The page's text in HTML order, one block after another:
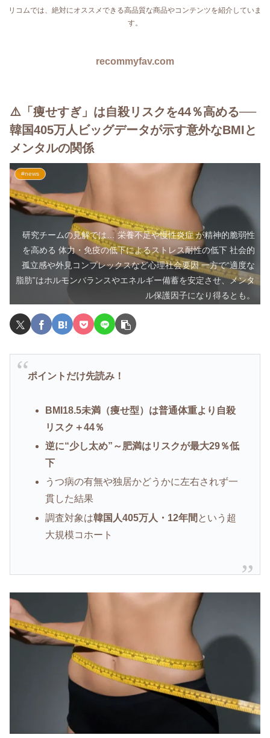
リコムでは、絶対にオススメできる高品質な商品やコンテンツを紹介していま
す。
recommyfav.com
⚠️「痩せすぎ」は自殺リスクを44％高める──
韓国405万人ビッグデータが示す意外なBMIと
メンタルの関係
#news
研究チームの見解では… 栄養不足や慢性炎症 が精神的脆弱性
を高める 体力・免疫の低下によるストレス耐性の低下 社会的
孤立感や外見コンプレックスなど心理社会要因 一方で“適度な
脂肪”はホルモンバランスやエネルギー備蓄を安定させ、メンタ
ル保護因子になり得るとも。
ポイントだけ先読み！
BMI18.5未満（痩せ型）は普通体重より自殺
リスク＋44％
逆に“少し太め”～肥満はリスクが最大29％低
下
うつ病の有無や独居かどうかに左右されず一
貫した結果
調査対象は韓国人405万人・12年間 という超
大規模コホート